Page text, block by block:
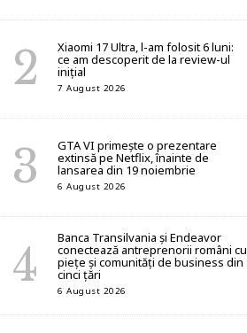
Xiaomi 17 Ultra, l-am folosit 6 luni:
ce am descoperit de la review-ul
inițial
7 August 2026
GTA VI primește o prezentare
extinsă pe Netflix, înainte de
lansarea din 19 noiembrie
6 August 2026
Banca Transilvania și Endeavor
conectează antreprenorii români cu
piețe și comunități de business din
cinci țări
6 August 2026